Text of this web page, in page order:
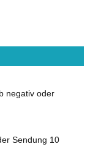
negativ oder
Sendung 10